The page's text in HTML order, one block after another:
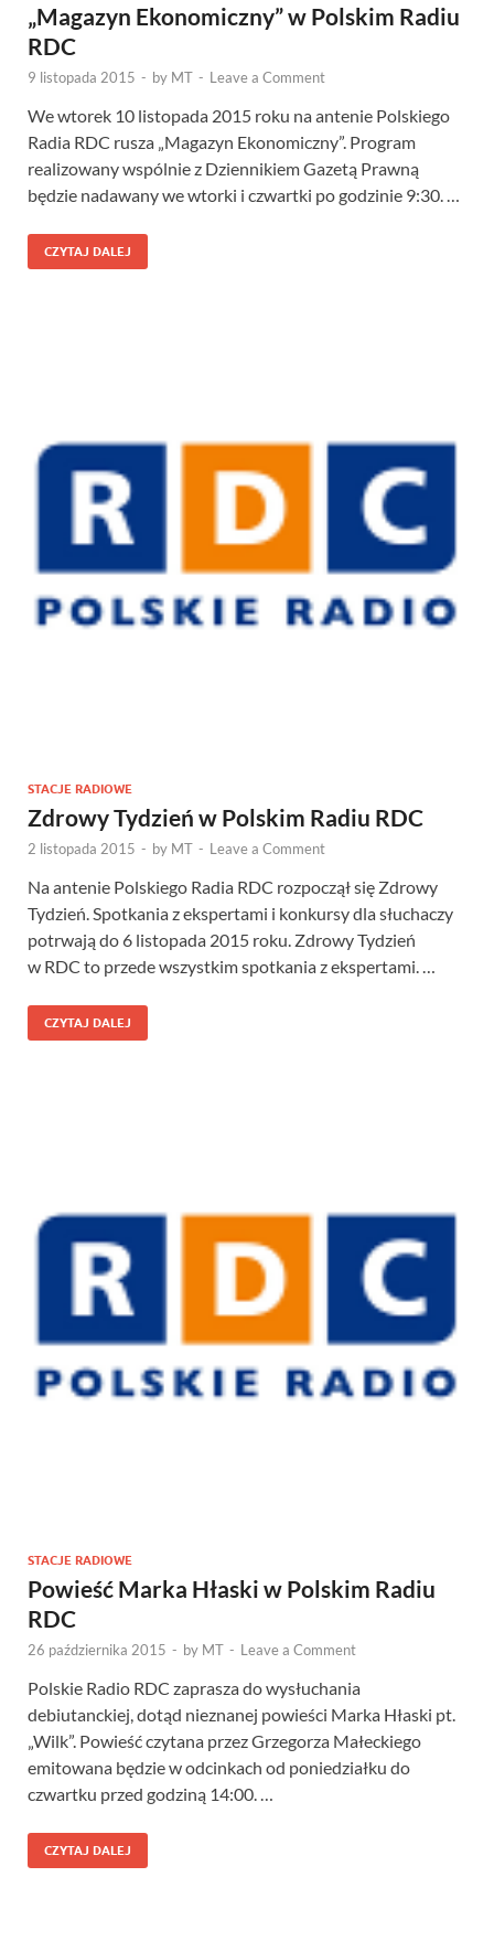
„Magazyn Ekonomiczny” w Polskim Radiu
RDC
9 listopada 2015 - by MT - Leave a Comment
We wtorek 10 listopada 2015 roku na antenie Polskiego
Radia RDC rusza „Magazyn Ekonomiczny”. Program
realizowany wspólnie z Dziennikiem Gazetą Prawną
będzie nadawany we wtorki i czwartki po godzinie 9:30. …
CZYTAJ DALEJ
STACJE RADIOWE
Zdrowy Tydzień w Polskim Radiu RDC
2 listopada 2015 - by MT - Leave a Comment
Na antenie Polskiego Radia RDC rozpoczął się Zdrowy
Tydzień. Spotkania z ekspertami i konkursy dla słuchaczy
potrwają do 6 listopada 2015 roku. Zdrowy Tydzień
w RDC to przede wszystkim spotkania z ekspertami. …
CZYTAJ DALEJ
STACJE RADIOWE
Powieść Marka Hłaski w Polskim Radiu
RDC
26 października 2015 - by MT - Leave a Comment
Polskie Radio RDC zaprasza do wysłuchania
debiutanckiej, dotąd nieznanej powieści Marka Hłaski pt.
„Wilk”. Powieść czytana przez Grzegorza Małeckiego
emitowana będzie w odcinkach od poniedziałku do
czwartku przed godziną 14:00. …
CZYTAJ DALEJ